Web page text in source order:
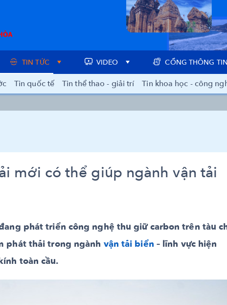
TIN TỨC VIDEO CỔNG THÔNG
Tin quốc tế Tin thể thao - giải trí Tin khoa học - công
mới có thể giúp ngành vận tải
phát triển công nghệ thu giữ carbon trên tàu
phát thải trong ngành vận tải biển – lĩnh vực hiện
toàn cầu.